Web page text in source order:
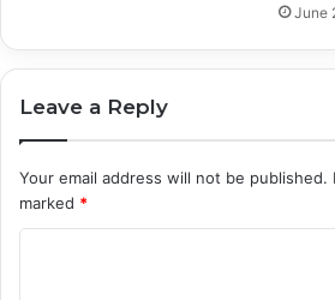
June
Leave a Reply
Your email address will not be published.
marked *